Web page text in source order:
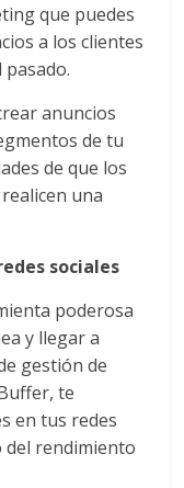
que puedes
a los clientes
anuncios
de tu
de que los
una
sociales
poderosa
y llegar a
gestión de
te
en tus redes
del rendimiento